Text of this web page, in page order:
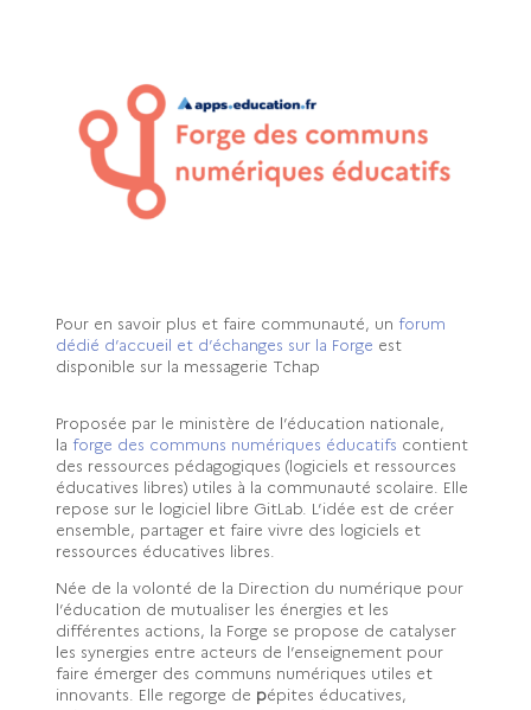
Pour en savoir plus et faire communauté, un forum
dédié d’accueil et d’échanges sur la Forge est
disponible sur la messagerie Tchap
Proposée par le ministère de l’éducation nationale,
la forge des communs numériques éducatifs contient
des ressources pédagogiques (logiciels et ressources
éducatives libres) utiles à la communauté scolaire. Elle
repose sur le logiciel libre GitLab. L’idée est de créer
ensemble, partager et faire vivre des logiciels et
ressources éducatives libres.
Née de la volonté de la Direction du numérique pour
l’éducation de mutualiser les énergies et les
différentes actions, la Forge se propose de catalyser
les synergies entre acteurs de l’enseignement pour
faire émerger des communs numériques utiles et
innovants. Elle regorge de pépites éducatives,